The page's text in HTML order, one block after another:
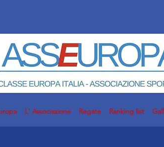
L' Associazione Regate Ranking list